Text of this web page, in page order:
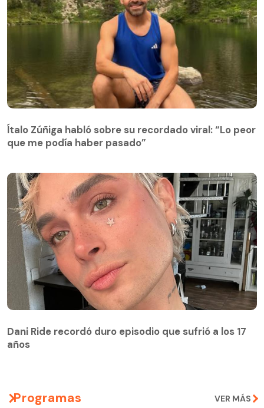
Ítalo Zúñiga habló sobre su recordado viral: “Lo peor
que me podía haber pasado”
Dani Ride recordó duro episodio que sufrió a los 17
años
Programas VER MÁS